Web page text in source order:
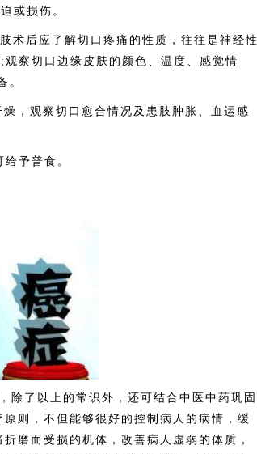
或损伤。
后应了解切口疼痛的性质，往往是神经性
观察切口边缘皮肤的颜色、温度、感觉情
。
观察切口愈合情况及患肢肿胀、血运感
予普食。
了以上的常识外，还可结合中医中药巩固
则，不但能够很好的控制病人的病情，缓
磨而受损的机体，改善病人虚弱的体质，